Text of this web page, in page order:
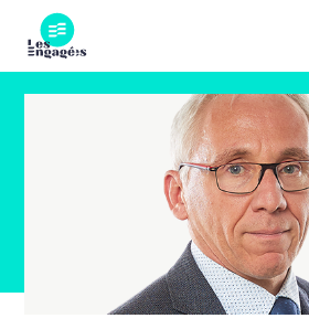
content